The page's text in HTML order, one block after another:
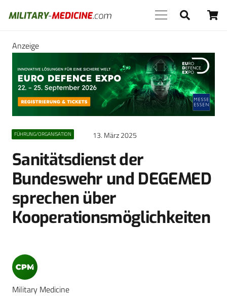
Anzeige
FÜHRUNG/ORGANISATION 13. März 2025
Sanitätsdienst der
Bundeswehr und DEGEMED
sprechen über
Kooperationsmöglichkeiten
Military Medicine